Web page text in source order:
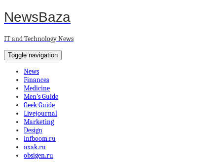
NewsBaza
IT and Technology News
Toggle navigation
News
Finances
Medicine
Men’s Guide
Geek Guide
Livejournal
Marketing
Design
infboom.ru
oxak.ru
obsigen.ru